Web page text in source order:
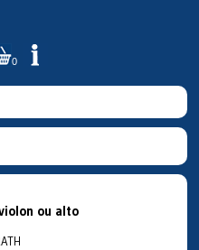
0
ou alto